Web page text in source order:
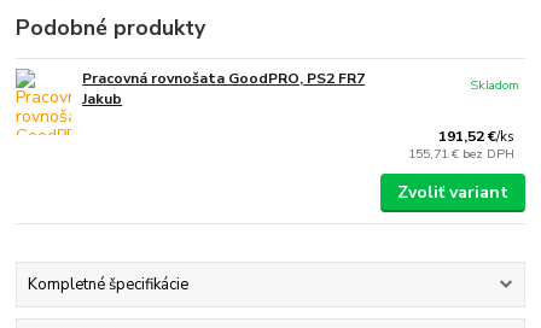
Podobné produkty
Pracovná rovnošata GoodPRO, PS2 FR7
Jakub
191,52 €/ks
155,71 € bez DPH
Skladom
Zvoliť variant
Kompletné špecifikácie